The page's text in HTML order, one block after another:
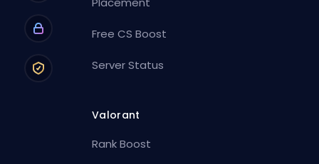
Free CS Boost
Server Status
Valorant
Rank Boost